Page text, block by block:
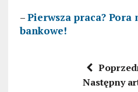
–Pierwsza praca? Pora
bankowe!
Następny